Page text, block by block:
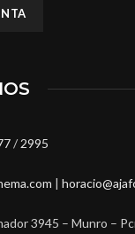
/2995
|
3945 – Munro –